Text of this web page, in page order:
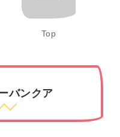
Top
バンクア